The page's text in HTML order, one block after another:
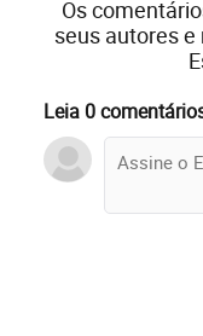
Os
seus autores
Leia 0